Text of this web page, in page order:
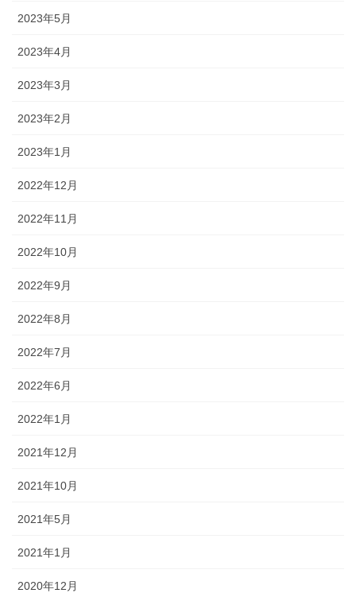
2023年5月
2023年4月
2023年3月
2023年2月
2023年1月
2022年12月
2022年11月
2022年10月
2022年9月
2022年8月
2022年7月
2022年6月
2022年1月
2021年12月
2021年10月
2021年5月
2021年1月
2020年12月